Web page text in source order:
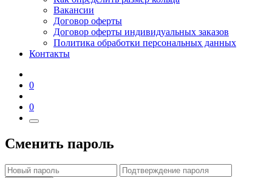
Вакансии
Договор оферты
Договор оферты индивидуальных заказов
Политика обработки персональных данных
Контакты
0
0
Сменить пароль